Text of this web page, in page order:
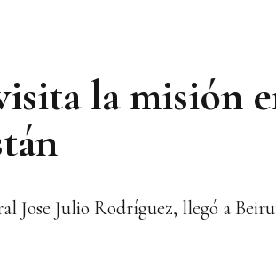
la misión
Jose Julio Rodríguez, llegó a